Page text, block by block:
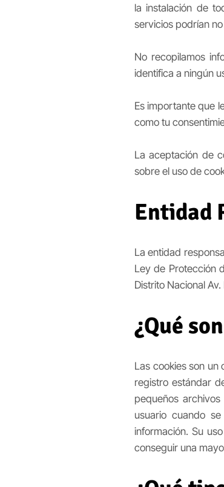
la instalación de
servicios podrían
No recopilamos
identifica a ningún
Es importante que
como tu
La aceptación de
sobre el uso de
Entidad
La entidad
Ley de Protección
Distrito Nacional
¿Qué
Las cookies son
registro estándar
pequeños
usuario cuando
información. Su
conseguir una